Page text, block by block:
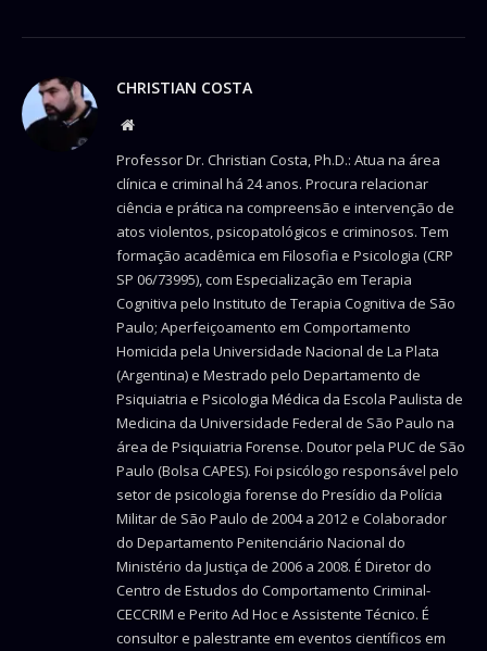
CHRISTIAN COSTA
Website
Professor Dr. Christian Costa, Ph.D.: Atua na área
clínica e criminal há 24 anos. Procura relacionar
ciência e prática na compreensão e intervenção de
atos violentos, psicopatológicos e criminosos. Tem
formação acadêmica em Filosofia e Psicologia (CRP
SP 06/73995), com Especialização em Terapia
Cognitiva pelo Instituto de Terapia Cognitiva de São
Paulo; Aperfeiçoamento em Comportamento
Homicida pela Universidade Nacional de La Plata
(Argentina) e Mestrado pelo Departamento de
Psiquiatria e Psicologia Médica da Escola Paulista de
Medicina da Universidade Federal de São Paulo na
área de Psiquiatria Forense. Doutor pela PUC de São
Paulo (Bolsa CAPES). Foi psicólogo responsável pelo
setor de psicologia forense do Presídio da Polícia
Militar de São Paulo de 2004 a 2012 e Colaborador
do Departamento Penitenciário Nacional do
Ministério da Justiça de 2006 a 2008. É Diretor do
Centro de Estudos do Comportamento Criminal-
CECCRIM e Perito Ad Hoc e Assistente Técnico. É
consultor e palestrante em eventos científicos em